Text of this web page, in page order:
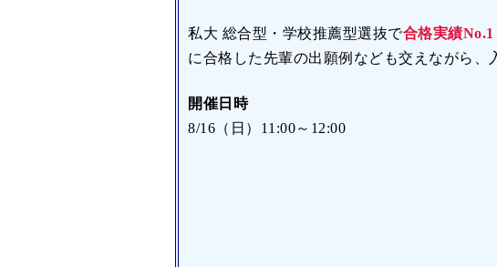
私大 総合型・学校推薦型選抜で合格実績No.1
に合格した先輩の出願例なども交えながら、
開催日時
8/16（日）11:00～12:00